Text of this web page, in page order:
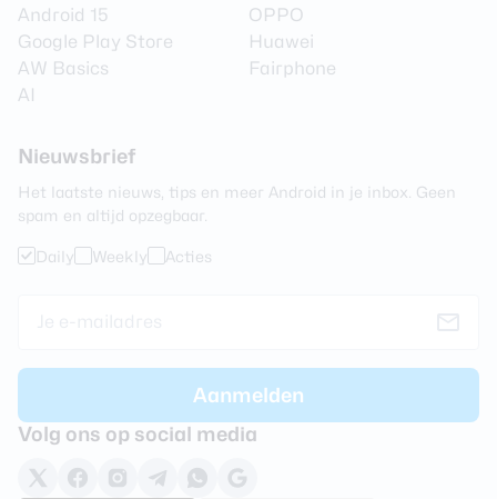
Android 15
Google Play Store
AW Basics
AI
OPPO
Huawei
Fairphone
Nieuwsbrief
Het laatste nieuws, tips en meer Android in je inbox. Geen
spam en altijd opzegbaar.
Daily Weekly Acties
Volg ons op social media